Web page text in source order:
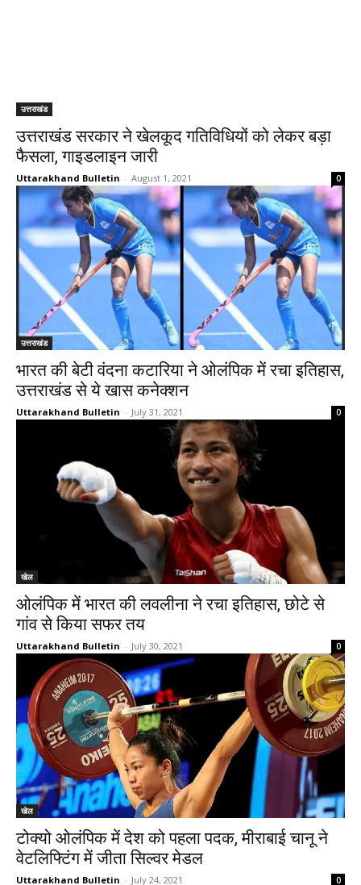
उत्तराखंड
उत्तराखंड सरकार ने खेलकूद गतिविधियों को लेकर बड़ा
फैसला, गाइडलाइन जारी
Uttarakhand Bulletin - August 1, 2021 0
उत्तराखंड
भारत की बेटी वंदना कटारिया ने ओलंपिक में रचा इतिहास,
उत्तराखंड से ये खास कनेक्शन
Uttarakhand Bulletin - July 31, 2021 0
खेल
ओलंपिक में भारत की लवलीना ने रचा इतिहास, छोटे से
गांव से किया सफर तय
Uttarakhand Bulletin - July 30, 2021 0
खेल
टोक्यो ओलंपिक में देश को पहला पदक, मीराबाई चानू ने
वेटलिफ्टिंग में जीता सिल्वर मे​डल
Uttarakhand Bulletin - July 24, 2021 0